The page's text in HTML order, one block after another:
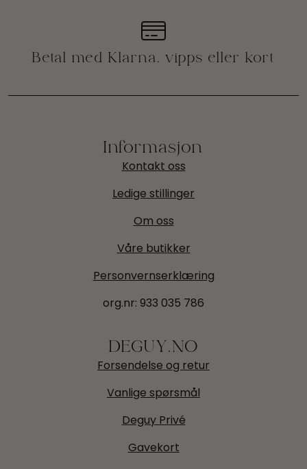
Kontakt oss
Ledige stillinger
Om oss
Våre butikker
Personvernserklæring
org.nr: 933 035 786
Forsendelse og retur
Vanlige spørsmål
Deguy Privé
Gavekort